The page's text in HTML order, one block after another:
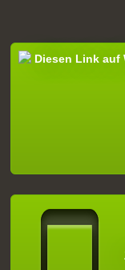
Diesen Link auf